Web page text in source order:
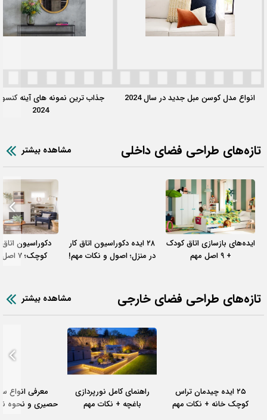
انواع مدل کوسن مبل جدید در سال 2024
جذاب ترین نمونه‌ های آینه
2024
تازه‌های طراحی فضای داخلی مشاهده بیشتر
ایده‌های بازسازی اتاق کودک
+ ۹ اصل مهم
۲۸ ایده دکوراسیون اتاق کار
در منزل؛ اصول و نکات مهم!
دکوراسیون
کوچک؛
تازه‌های طراحی فضای خارجی مشاهده بیشتر
۲۵ ایده چیدمان تراس
کوچک خانه + نکات مهم
راهنمای کامل نورپردازی
باغچه + نکات مهم
معرفی انواع
حصیری و نحوه